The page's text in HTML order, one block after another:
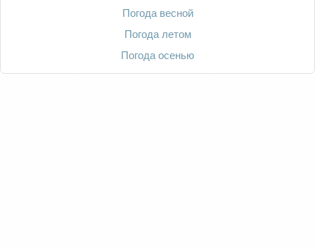
Погода весной
Погода летом
Погода осенью